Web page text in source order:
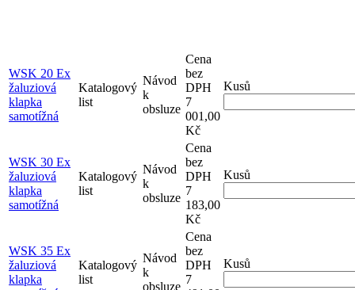
WSK 20 Ex
žaluziová
klapka
samotížná
Katalogový
list
Návod
k
obsluze
Cena
bez
DPH
7
001,00
Kč
Kusů
WSK 30 Ex
žaluziová
klapka
samotížná
Katalogový
list
Návod
k
obsluze
Cena
bez
DPH
7
183,00
Kč
Kusů
WSK 35 Ex
žaluziová
klapka
Katalogový
list
Návod
k
obsluze
Cena
bez
DPH
7
Kusů